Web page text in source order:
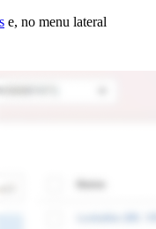
e, no menu lateral